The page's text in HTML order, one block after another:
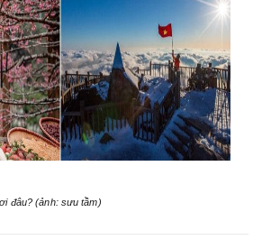
đâu? (ảnh: sưu tầm)